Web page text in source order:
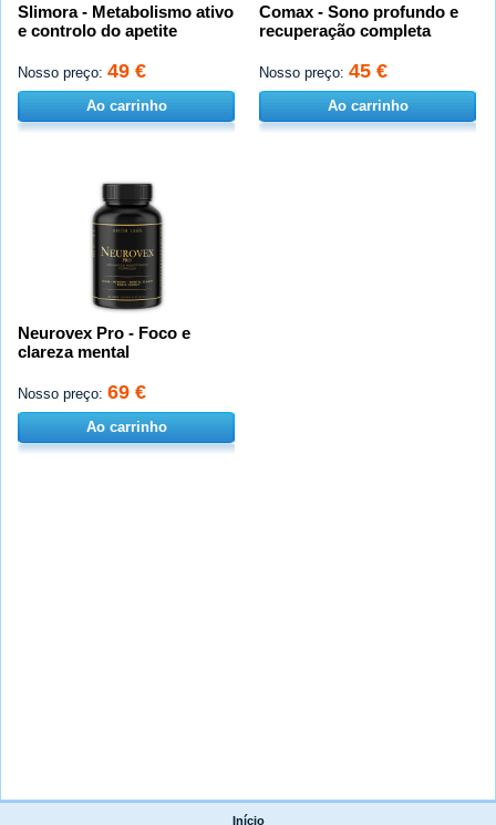
Slimora - Metabolismo ativo
e controlo do apetite
Nosso preço: 49 €
Ao carrinho
Comax - Sono profundo e
recuperação completa
Nosso preço: 45 €
Ao carrinho
Neurovex Pro - Foco e
clareza mental
Nosso preço: 69 €
Ao carrinho
Início